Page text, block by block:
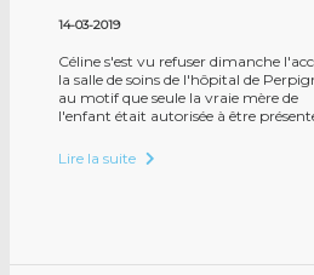
14-03-2019
Céline s'est vu refuser dimanche
la salle de soins de l'hôpital de
au motif que seule la vraie mère de
l'enfant était autorisée à être
Lire la suite